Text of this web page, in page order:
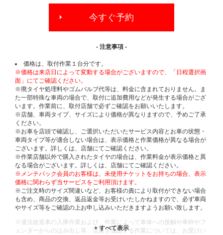
今すぐ予約
- 注意事項 -
価格は、取付作業１台分です。
※価格は来店日によって変動する場合がございますので、「日程選択画
面」にてご確認ください。
※廃タイヤ処理料やゴムバルブ代等は、料金に含まれておりません。ま
た一部特殊な車両の場合で、取付に追加費用などが発生する場合がござ
います。作業前に、取付店舗で必ずご確認をお願いいたします。
※店舗、車両タイプ、サイズにより価格が異なりますので、予めご了承
ください。
※お車を店頭で確認し、ご選択いただいたサービス内容とお車の状態・
車両タイプ等が適合しない場合は、表示価格と作業価格が異なる場合が
ございます。詳しくは、店舗にてご確認ください。
※作業店舗以外で購入されたタイヤの場合は、作業料金が表示価格と異
なる場合がございます。詳しくは、店舗にてご確認ください。
※メンテパック会員のお客様は、未使用チケットをお持ちの場合、表示
価格に関わらず当サービスをご利用頂けます。
※ご注文時のサイズ間違いなど、お客様の責により取付ができない場合
も含め、商品の交換、返品返金等お受けいたしかねますので、必ず車両
やサイズ等をご確認の上お申し込みいただきますようお願い致します。
※違法改造車の入庫作業および、作業によって車体への接触や車枠やフ
ェンダーからのはみ出し等、法規を逸脱する作業については、お受けい